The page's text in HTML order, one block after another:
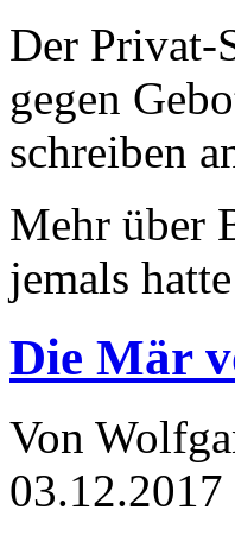
Der Privat-
gegen
schreiben
Mehr über
jemals
Die Mär
Von
03.12.2017